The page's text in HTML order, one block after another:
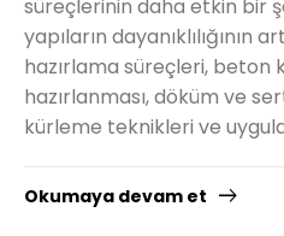
süreçlerinin daha etkin bir
yapıların dayanıklılığının
hazırlama süreçleri, beton
hazırlanması, döküm ve
kürleme teknikleri ve
Okumaya devam et